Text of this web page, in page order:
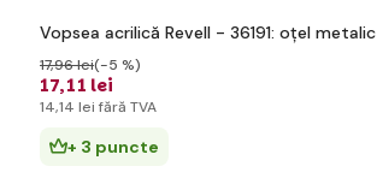
Vopsea acrilică Revell - 36191: oțel metalic
17,11 lei
17,96 lei(-5 %)
14,14 lei fără TVA
+ 3 puncte